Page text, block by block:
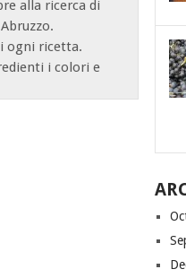
alla ricerca di
ogni ricetta.
i colori e